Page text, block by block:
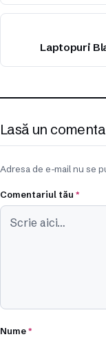
Laptopuri
Lasă un
Adresa de e-mail nu se
Comentariul tău *
Nume*